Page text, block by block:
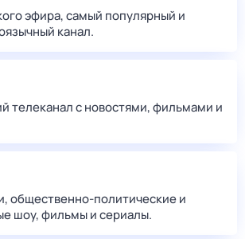
эфира, самый популярный и
канал.
телеканал с новостями, фильмами и
общественно-политические и
шоу, фильмы и сериалы.